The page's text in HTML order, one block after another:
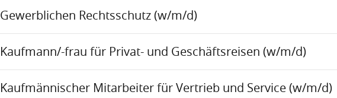
Gewerblichen Rechtsschutz (w/m/d)
Kaufmann/-frau für Privat- und Geschäftsreisen (w/m/d)
Kaufmännischer Mitarbeiter für Vertrieb und Service (w/m/d)